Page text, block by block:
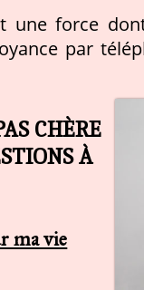
une force
par
CHÈRE
À
ma vie